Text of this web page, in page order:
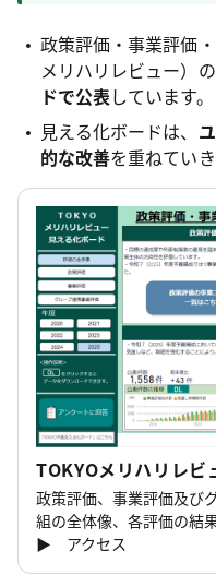
政策評価・事業評価
メリハリレビュー）
ドで公表しています。
見える化ボードは、
的な改善を重ねていき
TOKYOメリハリレビ
政策評価、事業評価及び
組の全体像、各評価の結
▶ アクセス